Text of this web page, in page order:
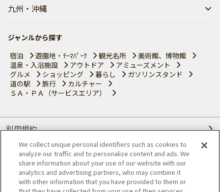
九州・沖縄
ジャンルから探す
宿泊
遊園地・ﾃｰﾏﾊﾟｰｸ 観光名所
美術館、博物館
温泉・入浴施設
アウトドア
アミューズメント
グルメ
ショッピング 暮らし
ガソリンスタンド
道の駅
旅行
カルチャー
ＳＡ・ＰＡ（サービスエリア）
利用規約
個人情報の取り扱いについて
会員優待サービスの提携をご検討の方へ
We collect unique personal identifiers such as cookies to
analyze our traffic and to personalize content and ads. We
share information about your use of our website with our
analytics and advertising partners, who may combine it
with other information that you have provided to them or